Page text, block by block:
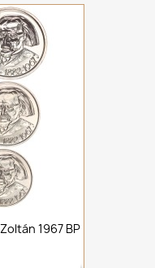
1967 BP